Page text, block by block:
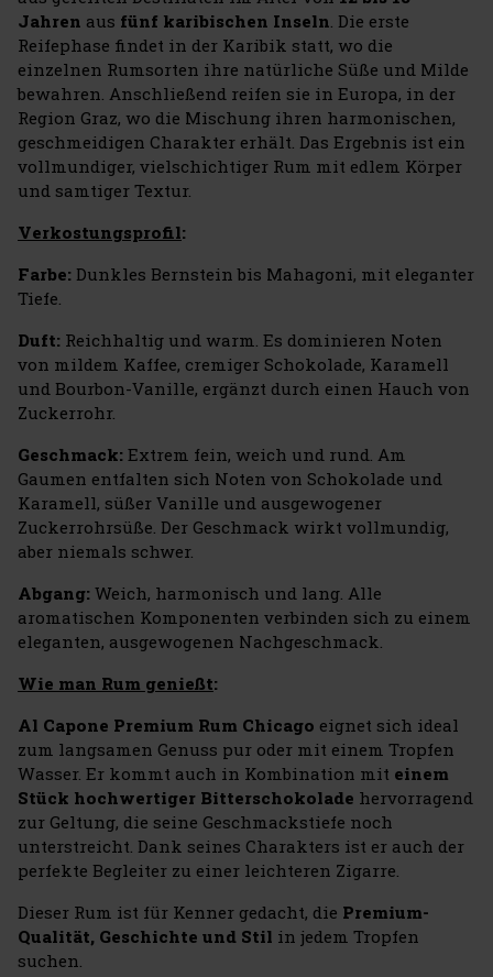
Jahren aus fünf karibischen Inseln . Die erste
Reifephase findet in der Karibik statt, wo die
einzelnen Rumsorten ihre natürliche Süße und Milde
bewahren. Anschließend reifen sie in Europa, in der
Region Graz, wo die Mischung ihren harmonischen,
geschmeidigen Charakter erhält. Das Ergebnis ist ein
vollmundiger, vielschichtiger Rum mit edlem Körper
und samtiger Textur.
Verkostungsprofil:
Farbe: Dunkles Bernstein bis Mahagoni, mit eleganter
Tiefe.
Duft: Reichhaltig und warm. Es dominieren Noten
von mildem Kaffee, cremiger Schokolade, Karamell
und Bourbon-Vanille, ergänzt durch einen Hauch von
Zuckerrohr.
Geschmack: Extrem fein, weich und rund. Am
Gaumen entfalten sich Noten von Schokolade und
Karamell, süßer Vanille und ausgewogener
Zuckerrohrsüße. Der Geschmack wirkt vollmundig,
aber niemals schwer.
Abgang: Weich, harmonisch und lang. Alle
aromatischen Komponenten verbinden sich zu einem
eleganten, ausgewogenen Nachgeschmack.
Wie man Rum genießt:
Al Capone Premium Rum Chicago eignet sich ideal
zum langsamen Genuss pur oder mit einem Tropfen
Wasser. Er kommt auch in Kombination mit einem
Stück hochwertiger Bitterschokolade hervorragend
zur Geltung, die seine Geschmackstiefe noch
unterstreicht. Dank seines Charakters ist er auch der
perfekte Begleiter zu einer leichteren Zigarre.
Dieser Rum ist für Kenner gedacht, die Premium-
Qualität, Geschichte und Stil in jedem Tropfen
suchen.